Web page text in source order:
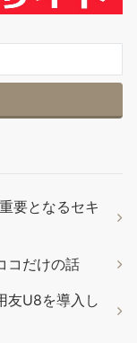
要となるセキ
コだけの話
友U8を導入し